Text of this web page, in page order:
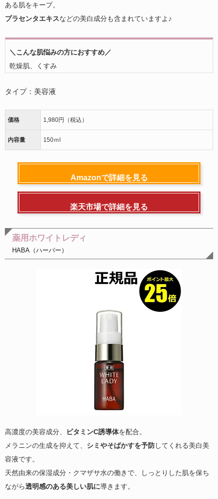
ある肌をキープ。
プラセンタエキスなどの美白成分も含まれていますよ♪
＼こんな肌悩みの方におすすめ／
乾燥肌、くすみ
タイプ：美容液
価格 1,980円（税込）
内容量 150ｍl
Amazonで詳細を見る
楽天市場で詳細を見る
薬用ホワイトレディ
HABA（ハーバー）
高濃度の美容成分、 ビタミンC誘導体を配合。
メラニンの生成を抑えて、 シミやそばかすを予防してくれる美白美
容液です。
天然由来の保湿成分・クマザサ水の働きで、しっとりした肌を保ち
ながら透明感のある美しい肌に導きます。